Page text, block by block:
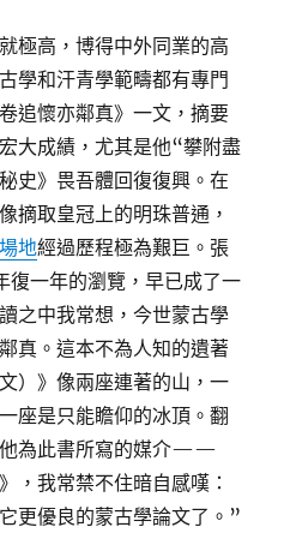
極高，博得中外同業的高
學和汗青學範疇都有專門
追懷亦鄰真》一文，摘要
大成績，尤其是他“攀附盡
》畏吾體回復復興。在
摘取皇冠上的明珠普通，
地經過歷程極為艱巨。張
復一年的瀏覽，早已成了一
之中我常想，今世蒙古學
真。這本不為人知的遺著
）》像兩座連著的山，一
座是只能瞻仰的冰頂。翻
他為此書所寫的媒介——
，我常禁不住暗自感嘆：
更優良的蒙古學論文了。”